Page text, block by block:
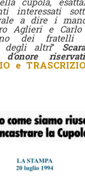
interessati
a dire i
Aglieri e
dei fratelli
degli altri”
e